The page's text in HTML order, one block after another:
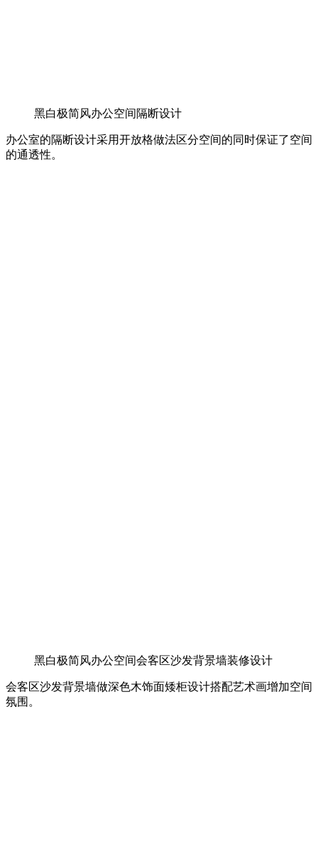
黑白极简风办公空间隔断设计
办公室的隔断设计采用开放格做法区分空间的同时保证了空间
的通透性。
黑白极简风办公空间会客区沙发背景墙装修设计
会客区沙发背景墙做深色木饰面矮柜设计搭配艺术画增加空间
氛围。